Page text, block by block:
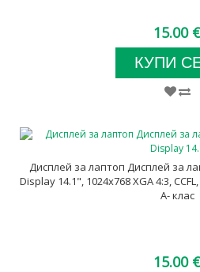
15.00 €
КУПИ
Дисплей за лаптоп Дисплей за
Display 14.1", 1024x768 XGA 4:3,
A- клас
15.00 €